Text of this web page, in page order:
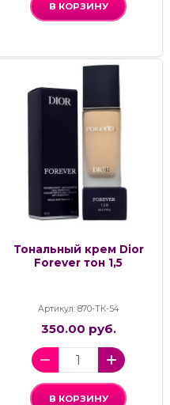
В КОРЗИНУ
Тональный крем Dior
Forever тон 1,5
Артикул: 870-ТК-54
350.00 руб.
В КОРЗИНУ